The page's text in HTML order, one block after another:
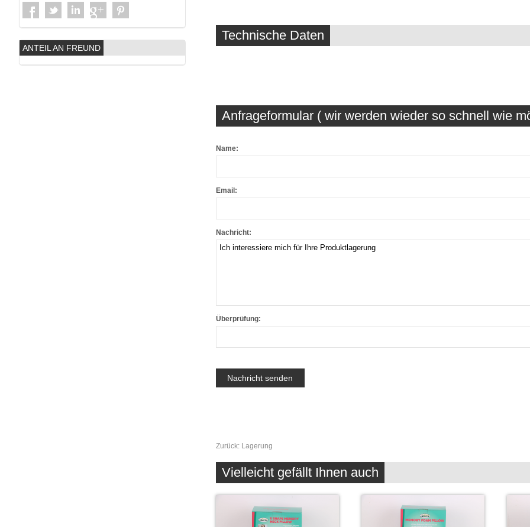
Technische Daten
Anfrageformular ( wir werden wieder so schnell wie
Name:
Email:
Nachricht:
Überprüfung:
Zurück: Lagerung
Vielleicht gefällt Ihnen auch
ANTEIL AN FREUND